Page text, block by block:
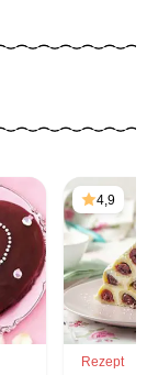
4,9
Rezept